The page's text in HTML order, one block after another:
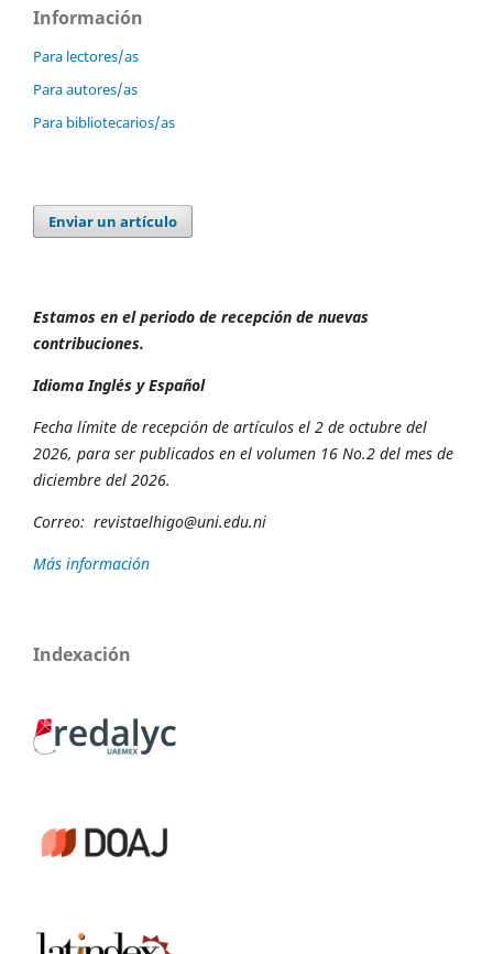
Información
Para lectores/as
Para autores/as
Para bibliotecarios/as
Enviar un artículo
Estamos en el periodo de recepción de nuevas
contribuciones.
Idioma Inglés y Español
Fecha límite de recepción de artículos el 2 de octubre del
2026, para ser publicados en el volumen 16 No.2 del mes de
diciembre del 2026.
Correo: revistaelhigo@uni.edu.ni
Más información
Indexación